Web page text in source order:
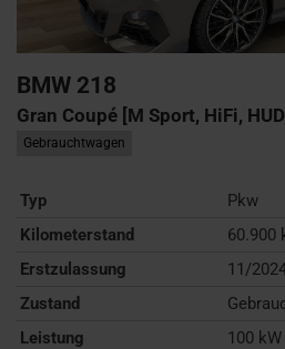
BMW 218
Gran Coupé [M Sport, HiFi,
Gebrauchtwagen
Typ
Pkw
Kilometerstand
60.900
Erstzulassung
11/
Zustand
Leistung
100